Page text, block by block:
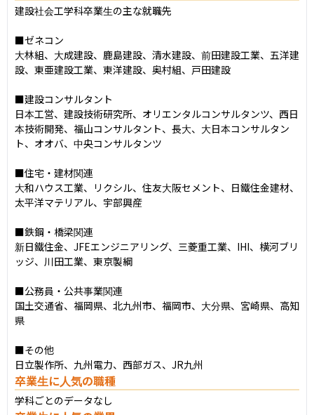
建設社会工学科卒業生の主な就職先
■ゼネコン
大林組、大成建設、鹿島建設、清水建設、前田建設工業、五洋建
設、東亜建設工業、東洋建設、奥村組、戸田建設
■建設コンサルタント
日本工営、建設技術研究所、オリエンタルコンサルタンツ、西日
本技術開発、福山コンサルタント、長大、大日本コンサルタン
ト、オオバ、中央コンサルタンツ
■住宅・建材関連
大和ハウス工業、リクシル、住友大阪セメント、日鐵住金建材、
太平洋マテリアル、宇部興産
■鉄鋼・橋梁関連
新日鐵住金、JFEエンジニアリング、三菱重工業、IHI、横河ブリ
ッジ、川田工業、東京製綱
■公務員・公共事業関連
国土交通省、福岡県、北九州市、福岡市、大分県、宮崎県、高知
県
■その他
日立製作所、九州電力、西部ガス、JR九州
卒業生に人気の職種
学科ごとのデータなし